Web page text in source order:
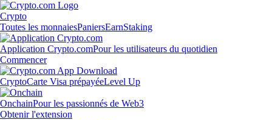
Crypto
Toutes les monnaiesPaniersEarnStaking
Application Crypto.comPour les utilisateurs du quotidien
Commencer
CryptoCarte Visa prépayéeLevel Up
OnchainPour les passionnés de Web3
Obtenir l'extension